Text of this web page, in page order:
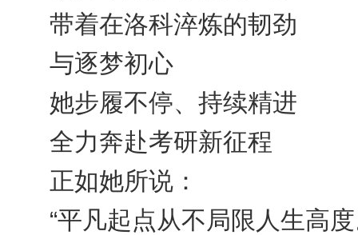
带着在洛科淬炼的韧劲
与逐梦初心
她步履不停、持续精进
全力奔赴考研新征程
正如她所说：
“平凡起点从不局限人生高度